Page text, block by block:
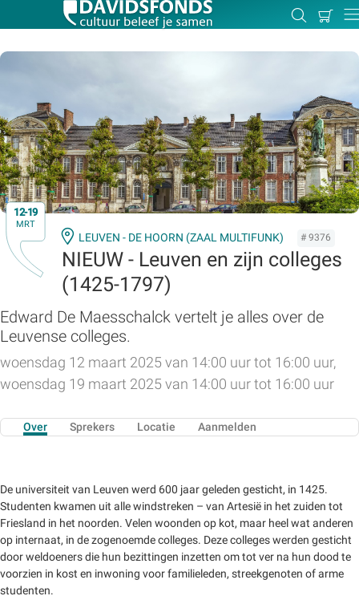
Zoeken
Mijn
12-19
MRT
LEUVEN - DE HOORN (ZAAL MULTIFUNK) # 9376
NIEUW - Leuven en zijn colleges
(1425-1797)
Edward De Maesschalck vertelt je alles over de
Leuvense colleges.
woensdag 12 maart 2025 van 14:00 uur tot 16:00 uur,
woensdag 19 maart 2025 van 14:00 uur tot 16:00 uur
Over Sprekers Locatie Aanmelden
De universiteit van Leuven werd 600 jaar geleden gesticht, in 1425.
Studenten kwamen uit alle windstreken – van Artesië in het zuiden tot
Friesland in het noorden. Velen woonden op kot, maar heel wat anderen
op internaat, in de zogenoemde colleges. Deze colleges werden gesticht
door weldoeners die hun bezittingen inzetten om tot ver na hun dood te
voorzien in kost en inwoning voor familieleden, streekgenoten of arme
studenten.
Zoek:
Zoeken